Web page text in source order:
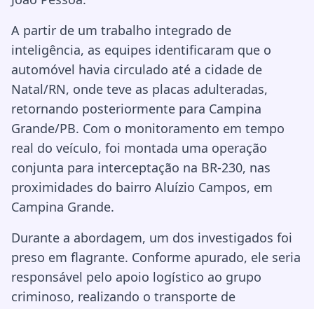
A partir de um trabalho integrado de
inteligência, as equipes identificaram que o
automóvel havia circulado até a cidade de
Natal/RN, onde teve as placas adulteradas,
retornando posteriormente para Campina
Grande/PB. Com o monitoramento em tempo
real do veículo, foi montada uma operação
conjunta para interceptação na BR-230, nas
proximidades do bairro Aluízio Campos, em
Campina Grande.
Durante a abordagem, um dos investigados foi
preso em flagrante. Conforme apurado, ele seria
responsável pelo apoio logístico ao grupo
criminoso, realizando o transporte de